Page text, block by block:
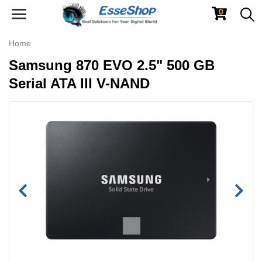
Toggle
0
Home
Samsung 870 EVO 2.5" 500 GB
Serial ATA III V-NAND